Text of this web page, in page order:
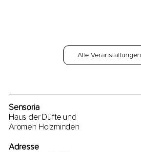
Alle Veranstaltungen
Sensoria
Haus der Düfte und
Aromen Holzminden
Adresse